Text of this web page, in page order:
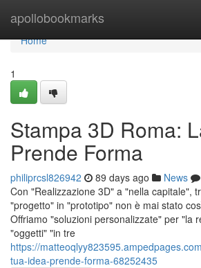
apollobookmarks
Home
Home
1
Stampa 3D Roma:
Prende Forma
philiprcsl826942 89 days ago News
Con "Realizzazione 3D" a "nella capitale",
"progetto" in "prototipo" non è mai stato
Offriamo "soluzioni personalizzate" per "la
"oggetti" "in tre
https://
tua-idea-prende-forma-68252435